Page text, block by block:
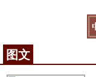
图文